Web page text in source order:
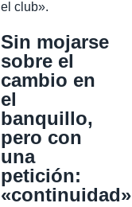
el club».
Sin mojarse
sobre el
cambio en
el
banquillo,
pero con
una
petición:
«continuidad»